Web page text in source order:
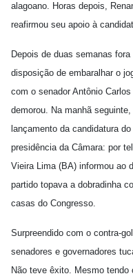
alagoano. Horas depois,
reafirmou seu apoio à
Depois de duas semanas
disposição de embaralhar o
com o senador Antônio
demorou. Na manhã
lançamento da candidatura
presidência da Câmara: por
Vieira Lima (BA) informou ao
partido topava a dobradinha
casas do Congresso.
Surpreendido com o contra-
senadores e governadores
Não teve êxito. Mesmo tendo